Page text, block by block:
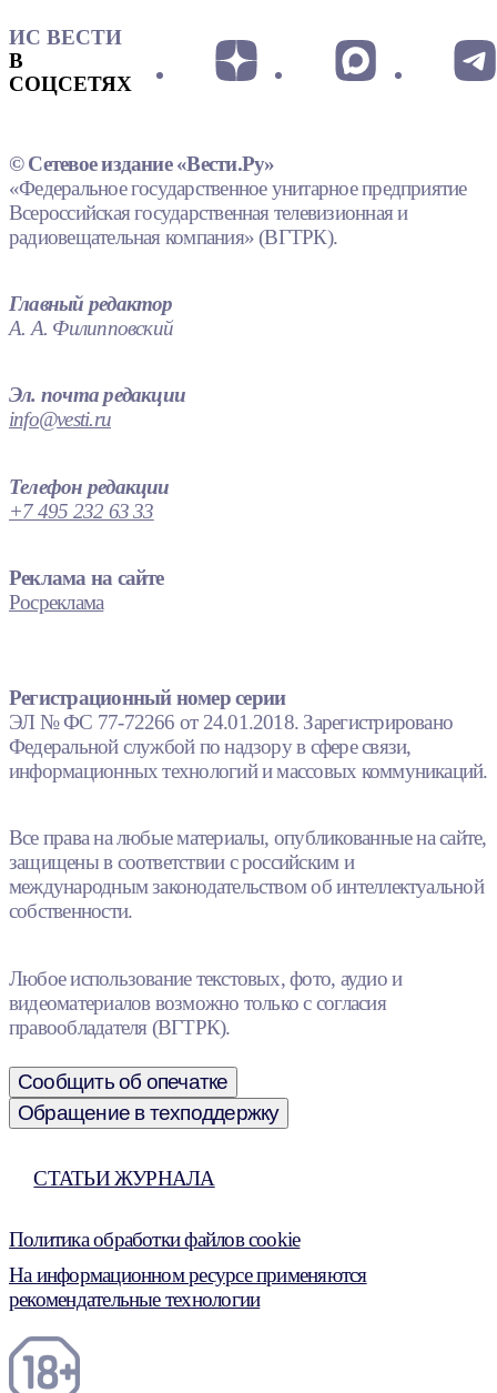
ИС ВЕСТИ
В
СОЦСЕТЯХ
© Сетевое издание «Вести.Ру»
«Федеральное государственное унитарное предприятие
Всероссийская государственная телевизионная и
радиовещательная компания» (ВГТРК).
Главный редактор
А. А. Филипповский
Эл. почта редакции
info@vesti.ru
Телефон редакции
+7 495 232 63 33
Реклама на сайте
Росреклама
Регистрационный номер серии
ЭЛ № ФС 77-72266 от 24.01.2018. Зарегистрировано
Федеральной службой по надзору в сфере связи,
информационных технологий и массовых коммуникаций.
Все права на любые материалы, опубликованные на сайте,
защищены в соответствии с российским и
международным законодательством об интеллектуальной
собственности.
Любое использование текстовых, фото, аудио и
видеоматериалов возможно только с согласия
правообладателя (ВГТРК).
Сообщить об опечатке
Обращение в техподдержку
СТАТЬИ ЖУРНАЛА
Политика обработки файлов cookie
На информационном ресурсе применяются
рекомендательные технологии